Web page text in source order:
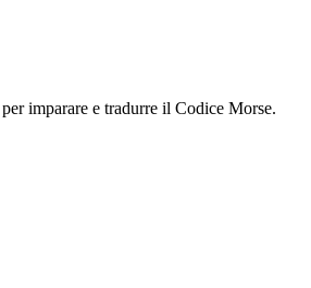
imparare e tradurre il Codice Morse.